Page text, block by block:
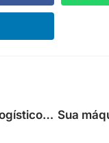
Processos logísticos: saiba como aumentar a produtividade!